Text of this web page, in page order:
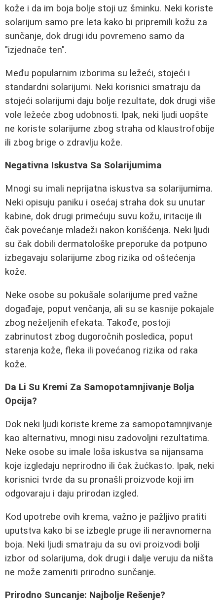
kože i da im boja bolje stoji uz šminku. Neki koriste
solarijum samo pre leta kako bi pripremili kožu za
sunčanje, dok drugi idu povremeno samo da
"izjednače ten".
Među popularnim izborima su ležeći, stojeći i
standardni solarijumi. Neki korisnici smatraju da
stojeći solarijumi daju bolje rezultate, dok drugi više
vole ležeće zbog udobnosti. Ipak, neki ljudi uopšte
ne koriste solarijume zbog straha od klaustrofobije
ili zbog brige o zdravlju kože.
Negativna Iskustva Sa Solarijumima
Mnogi su imali neprijatna iskustva sa solarijumima.
Neki opisuju paniku i osećaj straha dok su unutar
kabine, dok drugi primećuju suvu kožu, iritacije ili
čak povećanje mladeži nakon korišćenja. Neki ljudi
su čak dobili dermatološke preporuke da potpuno
izbegavaju solarijume zbog rizika od oštećenja
kože.
Neke osobe su pokušale solarijume pred važne
događaje, poput venčanja, ali su se kasnije pokajale
zbog neželjenih efekata. Takođe, postoji
zabrinutost zbog dugoročnih posledica, poput
starenja kože, fleka ili povećanog rizika od raka
kože.
Da Li Su Kremi Za Samopotamnjivanje Bolja
Opcija?
Dok neki ljudi koriste kreme za samopotamnjivanje
kao alternativu, mnogi nisu zadovoljni rezultatima.
Neke osobe su imale loša iskustva sa nijansama
koje izgledaju neprirodno ili čak žućkasto. Ipak, neki
korisnici tvrde da su pronašli proizvode koji im
odgovaraju i daju prirodan izgled.
Kod upotrebe ovih krema, važno je pažljivo pratiti
uputstva kako bi se izbegle pruge ili neravnomerna
boja. Neki ljudi smatraju da su ovi proizvodi bolji
izbor od solarijuma, dok drugi i dalje veruju da ništa
ne može zameniti prirodno sunčanje.
Prirodno Suncanje: Najbolje Rešenje?